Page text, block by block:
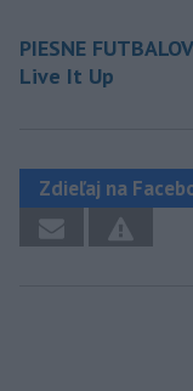
PIESNE
Live It Up
Zdieľaj na